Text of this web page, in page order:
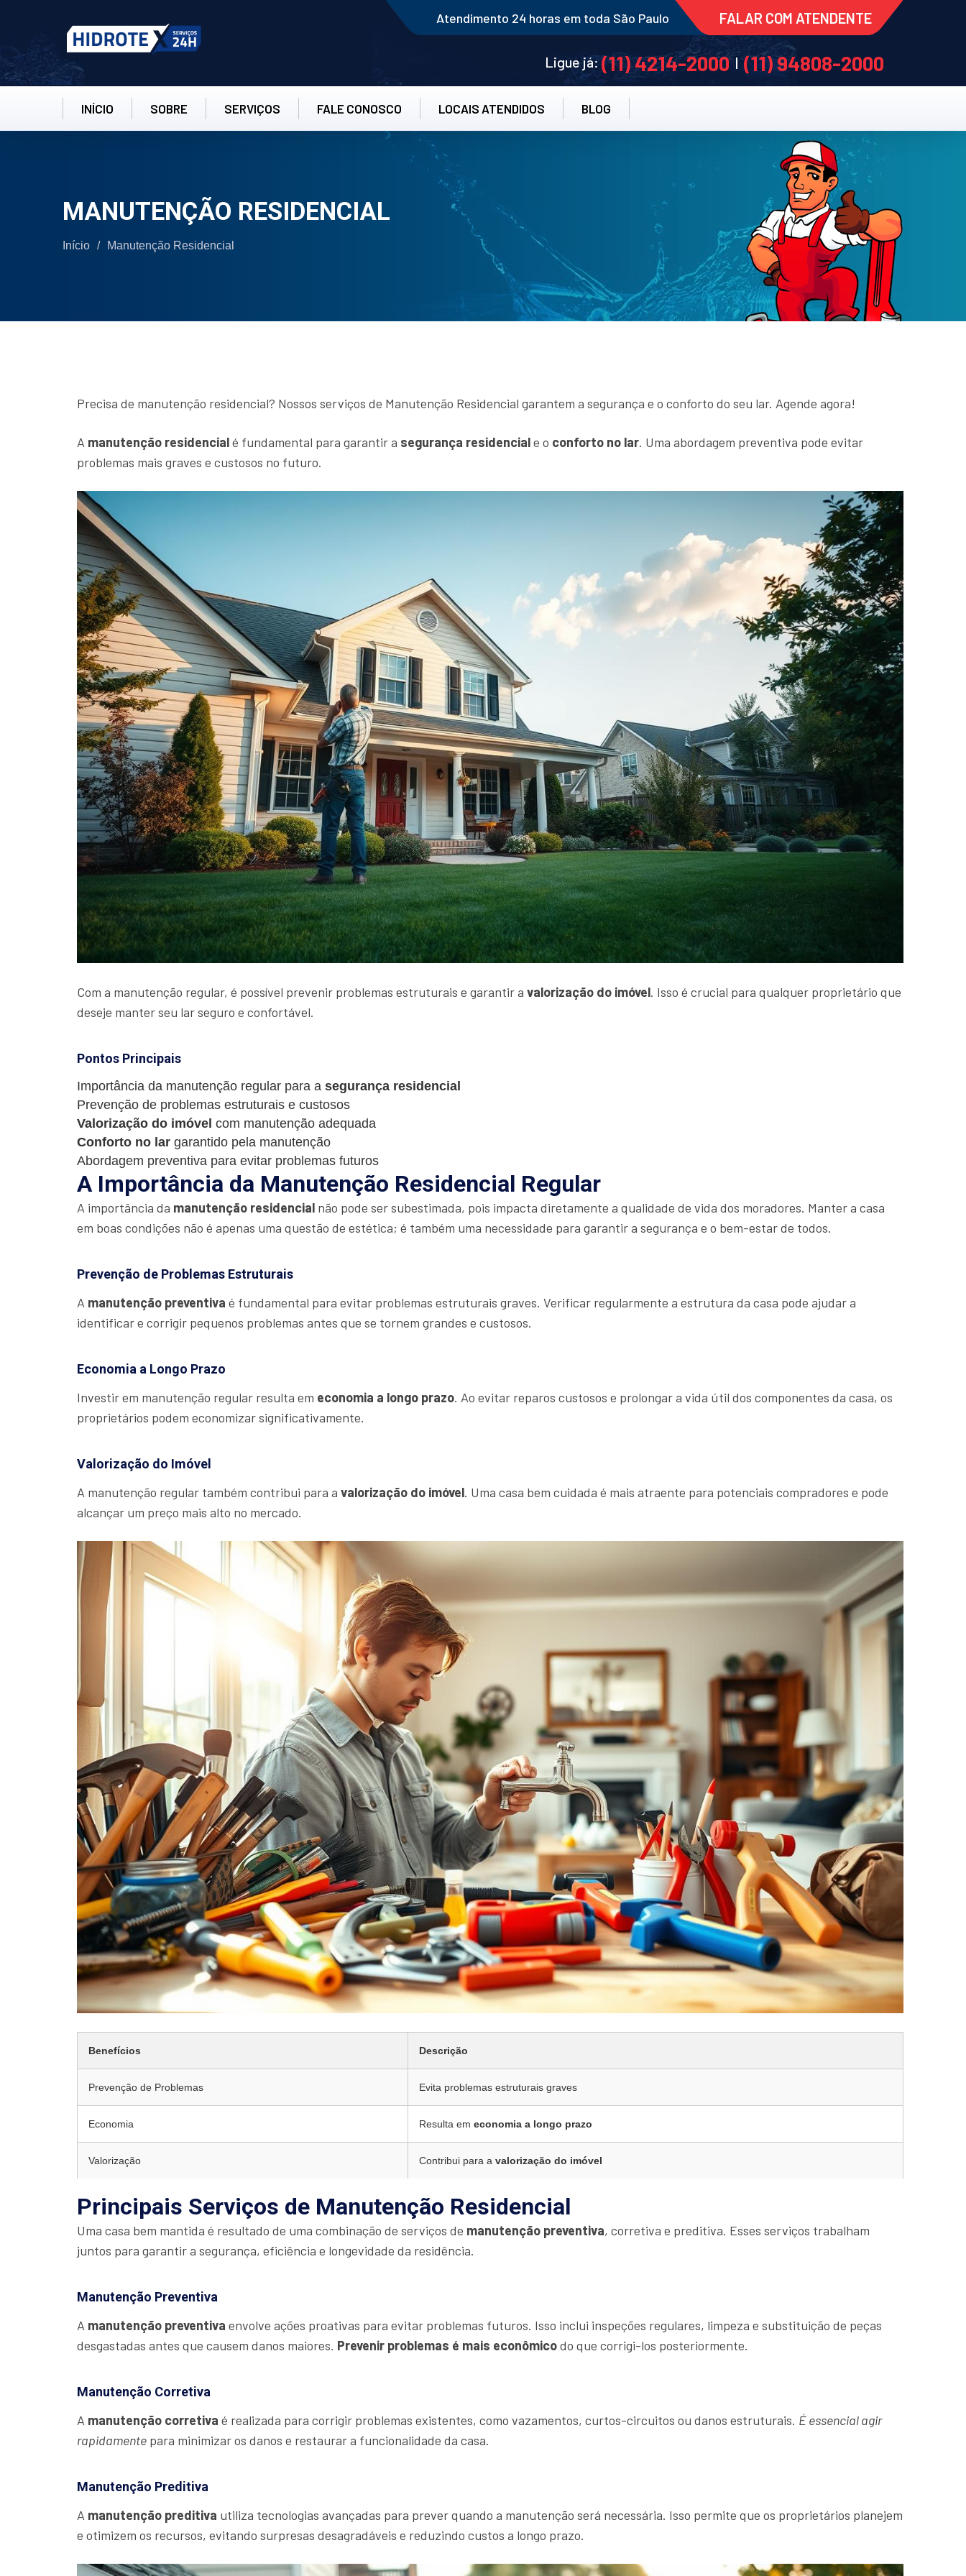
Atendimento 24 horas em toda São Paulo FALAR COM ATENDENTE
Ligue já:(11) 4214-2000|(11) 94808-2000
INÍCIO SOBRE SERVIÇOS FALE CONOSCO LOCAIS ATENDIDOS BLOG
MANUTENÇÃO RESIDENCIAL
Início / Manutenção Residencial
Precisa de manutenção residencial? Nossos serviços de Manutenção Residencial garantem a segurança e o conforto do seu lar. Agende agora!
A manutenção residencialé fundamental para garantir a segurança residenciale o conforto no lar. Uma abordagem preventiva pode evitar
problemas mais graves e custosos no futuro.
Com a manutenção regular, é possível prevenir problemas estruturais e garantir a valorização do imóvel. Isso é crucial para qualquer proprietário que
deseje manter seu lar seguro e confortável.
Pontos Principais
Importância da manutenção regular para a segurança residencial
Prevenção de problemas estruturais e custosos
Valorização do imóvel com manutenção adequada
Conforto no lar garantido pela manutenção
Abordagem preventiva para evitar problemas futuros
A Importância da Manutenção Residencial Regular
A importância da manutenção residencial não pode ser subestimada, pois impacta diretamente a qualidade de vida dos moradores. Manter a casa
em boas condições não é apenas uma questão de estética; é também uma necessidade para garantir a segurança e o bem-estar de todos.
Prevenção de Problemas Estruturais
A manutenção preventiva é fundamental para evitar problemas estruturais graves. Verificar regularmente a estrutura da casa pode ajudar a
identificar e corrigir pequenos problemas antes que se tornem grandes e custosos.
Economia a Longo Prazo
Investir em manutenção regular resulta em economia a longo prazo. Ao evitar reparos custosos e prolongar a vida útil dos componentes da casa, os
proprietários podem economizar significativamente.
Valorização do Imóvel
A manutenção regular também contribui para a valorização do imóvel. Uma casa bem cuidada é mais atraente para potenciais compradores e pode
alcançar um preço mais alto no mercado.
Benefícios Descrição
Prevenção de Problemas Evita problemas estruturais graves
Economia Resulta em economia a longo prazo
Valorização Contribui para a valorização do imóvel
Principais Serviços de Manutenção Residencial
Uma casa bem mantida é resultado de uma combinação de serviços de manutenção preventiva, corretiva e preditiva. Esses serviços trabalham
juntos para garantir a segurança, eficiência e longevidade da residência.
Manutenção Preventiva
A manutenção preventiva envolve ações proativas para evitar problemas futuros. Isso inclui inspeções regulares, limpeza e substituição de peças
desgastadas antes que causem danos maiores. Prevenir problemas é mais econômicodo que corrigi-los posteriormente.
Manutenção Corretiva
A manutenção corretiva é realizada para corrigir problemas existentes, como vazamentos, curtos-circuitos ou danos estruturais. É essencial agir
rapidamente para minimizar os danos e restaurar a funcionalidade da casa.
Manutenção Preditiva
A manutenção preditiva utiliza tecnologias avançadas para prever quando a manutenção será necessária. Isso permite que os proprietários planejem
e otimizem os recursos, evitando surpresas desagradáveis e reduzindo custos a longo prazo.